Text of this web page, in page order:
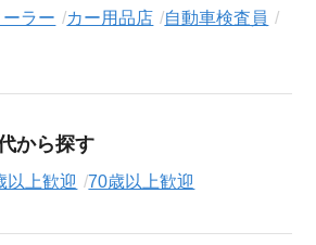
ーラー カー用品店
自動車検査員
から探す
以上歓迎 70歳以上歓迎